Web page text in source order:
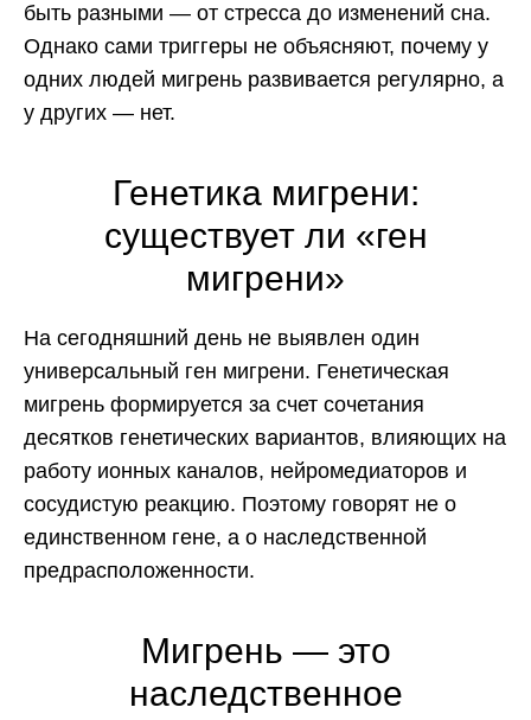
быть разными — от стресса до изменений сна.
Однако сами триггеры не объясняют, почему у
одних людей мигрень развивается регулярно, а
у других — нет.
Генетика мигрени:
существует ли «ген
мигрени»
На сегодняшний день не выявлен один
универсальный ген мигрени. Генетическая
мигрень формируется за счет сочетания
десятков генетических вариантов, влияющих на
работу ионных каналов, нейромедиаторов и
сосудистую реакцию. Поэтому говорят не о
единственном гене, а о наследственной
предрасположенности.
Мигрень — это
наследственное